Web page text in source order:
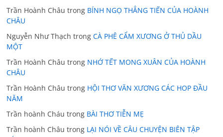
Trần Hoành Châu trong BÍNH NGỌ THẲNG TIẾN CỦA HOÀNH
CHÂU
Nguyễn Như Thạch trongCÀ PHÊ CẨM XƯƠNG Ở THỦ DẦU
MỘT
Trần Hoành Châu trong NHỚ TẾT MONG XUÂN CỦA HOÀNH
CHÂU
Trần Hoành Châu trong HỘI THƠ VĂN XƯƠNG CÁC HOP ĐẦU
NĂM
Trần hoành Cháu trong BÀI THƠ TIỄN MẸ
Trần hoành Châu trong LẠI NÓI VỀ CÂU CHUYỆN BIÊN TẬP